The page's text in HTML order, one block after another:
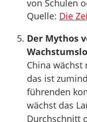
von Schulen
Quelle: Die
Der Mythos
China wächst
das ist
führenden
wächst das
Durchschnitt